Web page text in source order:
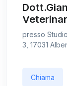
presso
3, 17031
Chiama